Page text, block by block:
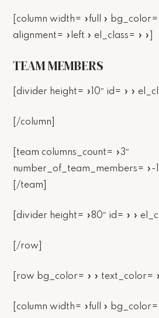
[column width= »full »
alignment= »left » el_class= » »]
TEAM MEMBERS
[divider height= »10″ id= » »
[/column]
[team columns_count= »3″
number_of_team_members= »-
[/team]
[divider height= »80″ id= » »
[/row]
[row bg_color= » » text_color= »
[column width= »full »